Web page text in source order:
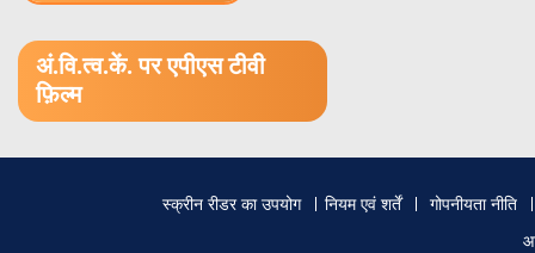
अं.वि.त्व.कें. पर एपीएस टीवी
फ़िल्म
स्क्रीन रीडर का उपयोग नियम एवं शर्तें
गोपनीयता नीति